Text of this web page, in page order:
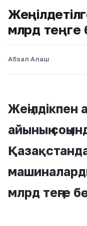
млрд теңге
Абзал Алаш
айының
млрд теңге